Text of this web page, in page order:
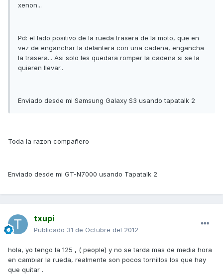
xenon...
Pd: el lado positivo de la rueda trasera de la moto, que en
vez de enganchar la delantera con una cadena, engancha
la trasera... Asi solo les quedara romper la cadena si se la
quieren llevar..
Enviado desde mi Samsung Galaxy S3 usando tapatalk 2
Toda la razon compañero
Enviado desde mi GT-N7000 usando Tapatalk 2
txupi
Publicado 31 de Octubre del 2012
hola, yo tengo la 125 , ( people) y no se tarda mas de media hora
en cambiar la rueda, realmente son pocos tornillos los que hay
que quitar .